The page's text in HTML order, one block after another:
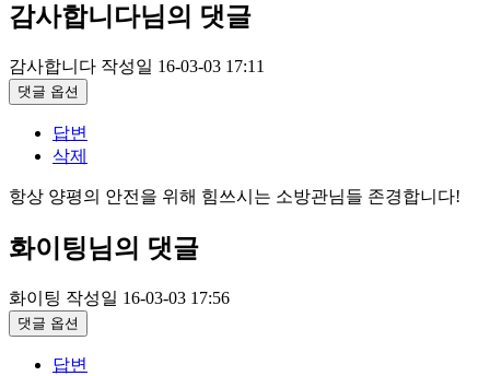
감사합니다님의 댓글
감사합니다 작성일 16-03-03 17:11
댓글 옵션
답변
삭제
항상 양평의 안전을 위해 힘쓰시는 소방관님들 존경합니다!
화이팅님의 댓글
화이팅 작성일 16-03-03 17:56
댓글 옵션
답변